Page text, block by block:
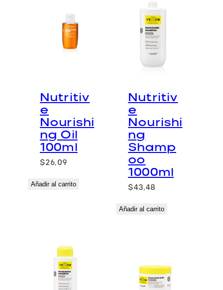
Nutritiv
e
Nourishi
ng Oil
100ml
$26,09
Añadir al carrito
Nutritiv
e
Nourishi
ng
Shamp
oo
1000ml
$43,48
Añadir al carrito